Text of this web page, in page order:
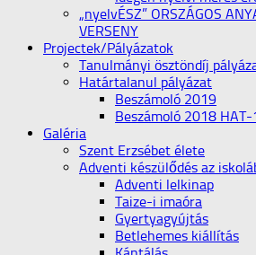
„nyelvÉSZ” ORSZÁGOS
VERSENY
Projectek/Pályázatok
Tanulmányi ösztöndíj
Határtalanul pályázat
Beszámoló 2019
Beszámoló 2018
Galéria
Szent Erzsébet élete
Adventi készülődés az
Adventi lelkinap
Taize-i imaóra
Gyertyagyújtás
Betlehemes kiállítás